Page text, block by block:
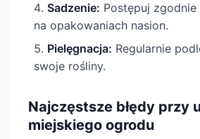
Sadzenie: Postępuj
na opakowaniach nasion.
Pielęgnacja: Regularnie
swoje rośliny.
Najczęstsze błędy przy
miejskiego ogrodu